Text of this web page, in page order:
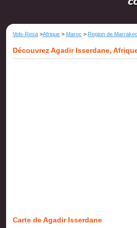
Vols-Resa >Afrique > Maroc > Region de
Découvrez Agadir Isserdane,
Carte de Agadir Isserdane